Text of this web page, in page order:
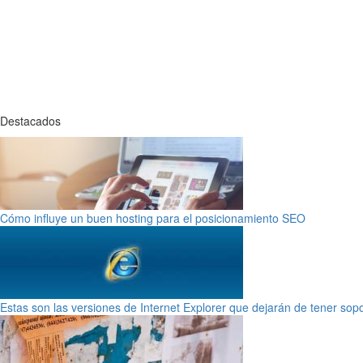
Destacados
Cómo influye un buen hosting para el posicionamiento SEO
Estas son las versiones de Internet Explorer que dejarán de tener